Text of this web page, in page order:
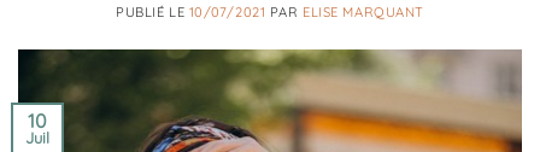
PUBLIÉ LE 10/07/2021 PAR ELISE MARQUANT
10
Juil